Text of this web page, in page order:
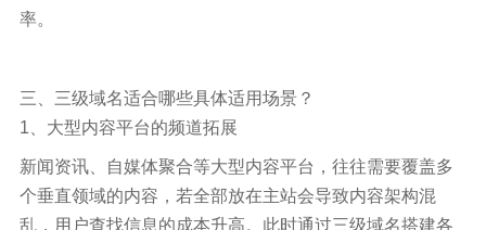
率。
三、三级域名适合哪些具体适用场景？
1、大型内容平台的频道拓展
新闻资讯、自媒体聚合等大型内容平台，往往需要覆盖多
个垂直领域的内容，若全部放在主站会导致内容架构混
乱，用户查找信息的成本升高。此时通过三级域名搭建各